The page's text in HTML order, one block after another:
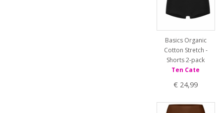
Basics Organic
Cotton Stretch -
Shorts 2-pack
Ten Cate
€ 24,99